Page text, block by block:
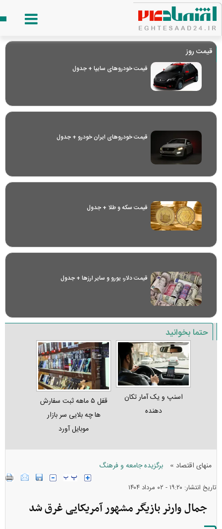
قیمت روز
قیمت خودرو‌های سایپا + جدول
قیمت خودرو‌های ایران خودرو + جدول
قیمت سکه و طلا + جدول
قیمت دلار، یورو و سایر ارز‌ها + جدول
حتما بخوانید
اسنپ و یک آمار تکان‌
دهنده
قفل ۵ ماهه ثبت‌ سفارش‌
ها چه بلایی سر بازار
موبایل آورد
منهای اقتصاد » برگزیده جامعه و فرهنگ
تاریخ انتشار: ۱۹:۲۰ - ۰۲ مرداد ۱۴۰۴
جمال وارنر بازیگر مشهور آمریکایی غرق شد